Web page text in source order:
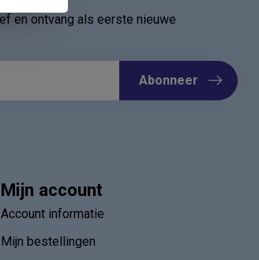
en ontvang als eerste nieuwe
Abonneer
Mijn account
Account informatie
Mijn bestellingen